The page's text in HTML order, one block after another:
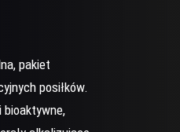
pakiet
posiłków.
bioaktywne,